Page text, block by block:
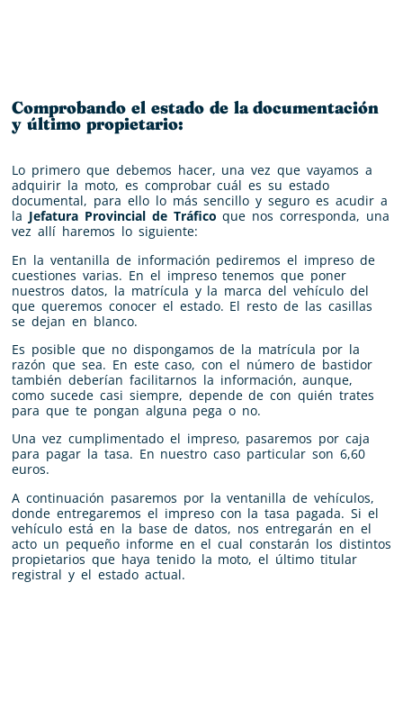
Comprobando el estado de la documentación
y último propietario:
Lo primero que debemos hacer, una vez que vayamos a
adquirir la moto, es comprobar cuál es su estado
documental, para ello lo más sencillo y seguro es acudir a
la Jefatura Provincial de Tráfico que nos corresponda, una
vez allí haremos lo siguiente:
En la ventanilla de información pediremos el impreso de
cuestiones varias. En el impreso tenemos que poner
nuestros datos, la matrícula y la marca del vehículo del
que queremos conocer el estado. El resto de las casillas
se dejan en blanco.
Es posible que no dispongamos de la matrícula por la
razón que sea. En este caso, con el número de bastidor
también deberían facilitarnos la información, aunque,
como sucede casi siempre, depende de con quién trates
para que te pongan alguna pega o no.
Una vez cumplimentado el impreso, pasaremos por caja
para pagar la tasa. En nuestro caso particular son 6,60
euros.
A continuación pasaremos por la ventanilla de vehículos,
donde entregaremos el impreso con la tasa pagada. Si el
vehículo está en la base de datos, nos entregarán en el
acto un pequeño informe en el cual constarán los distintos
propietarios que haya tenido la moto, el último titular
registral y el estado actual.